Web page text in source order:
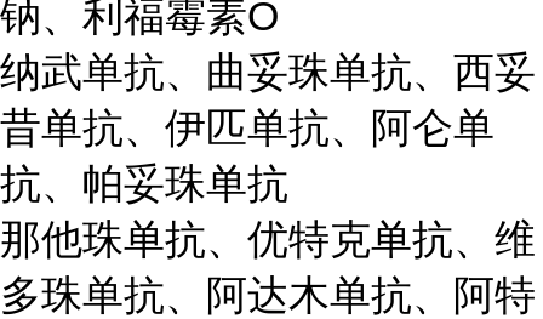
钠、利福霉素O
纳武单抗、曲妥珠单抗、西妥
昔单抗、伊匹单抗、阿仑单
抗、帕妥珠单抗
那他珠单抗、优特克单抗、维
多珠单抗、阿达木单抗、阿特